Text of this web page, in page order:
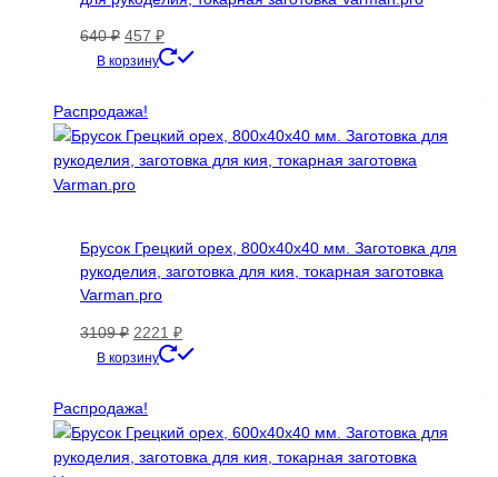
640₽ Первоначальная
цена
640 ₽.
457 ₽Текущая
цена:
В корзину
Распродажа!
Брусок Грецкий орех, 800х40х40 мм. Заготовка для
рукоделия, заготовка для кия, токарная заготовка
Varman.pro
3109₽ Первоначальная
цена
3109 ₽.
2221 ₽Текущая
цена:
В корзину
Распродажа!